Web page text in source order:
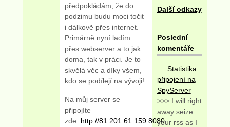
předpokládám, že do
podzimu budu moci točit
i dálkově přes internet.
Primárně nyní ladím
přes webserver a to jak
doma, tak v práci. Je to
skvělá věc a díky všem,
kdo se podílejí na vývoji!
Na můj server se
připojíte
zde: http://81.201.61.159:8080
Další odkazy
Poslední
komentáře
Statistika
připojení na
SpyServer
>>> I will right
away seize
your rss as I